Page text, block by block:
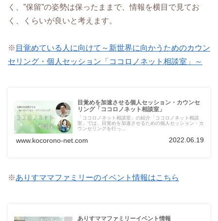
く、”保留”の姿勢は保ったままで、情報を横目で見てお
く、くらいが良いと考えます。
※ 目覚めている人に向けて～新世界に向かうためのカウン
セリング・個人セッション「ココロノネット相談室」～
目覚めを加速させる個人セッション・カウンセ
リング「ココロノネット相談室」
「ココロノネット相談室」の紹介「ココロノネット相談
室」では、目覚めを加速させるための個人セッション・カ
ウンセリングを行っ...
www.kocorono-net.com 2022.06.19
※ありすママファミリーのイベント情報はこちら
ありすママファミリーイベント情報